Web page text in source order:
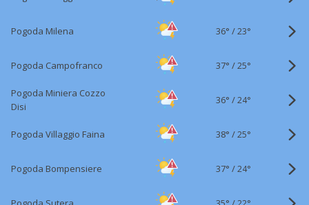
Pogoda Milena 36° /23°
Pogoda Campofranco 37° /25°
Pogoda Miniera Cozzo
Disi
36° /24°
Pogoda Villaggio Faina 38° /25°
Pogoda Bompensiere 37° /24°